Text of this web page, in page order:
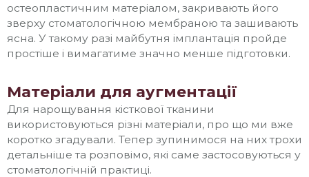
остеопластичним матеріалом, закривають його
зверху стоматологічною мембраною та зашивають
ясна. У такому разі майбутня імплантація пройде
простіше і вимагатиме значно менше підготовки.
Матеріали для аугментації
Для нарощування кісткової тканини
використовуються різні матеріали, про що ми вже
коротко згадували. Тепер зупинимося на них трохи
детальніше та розповімо, які саме застосовуються у
стоматологічній практиці.